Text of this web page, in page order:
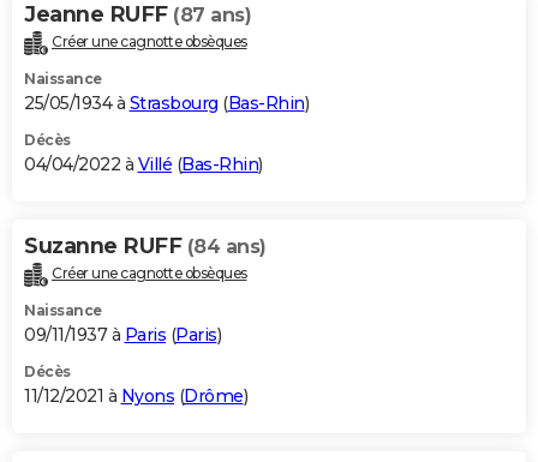
Jeanne RUFF (87 ans)
Créer une cagnotte obsèques
Naissance
25/05/1934 à Strasbourg (Bas-Rhin)
Décès
04/04/2022 à Villé (Bas-Rhin)
Suzanne RUFF (84 ans)
Créer une cagnotte obsèques
Naissance
09/11/1937 à Paris (Paris)
Décès
11/12/2021 à Nyons (Drôme)